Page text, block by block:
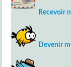
Recevoir
Devenir